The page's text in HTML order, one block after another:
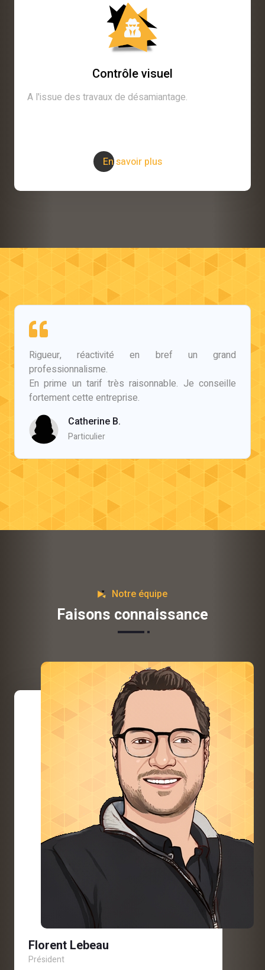
Contrôle visuel
A l'issue des travaux de désamiantage.
En savoir plus
Rigueur, réactivité en bref un grand
professionnalisme.
En prime un tarif très raisonnable. Je conseille
fortement cette entreprise.
Catherine B.
Particulier
Notre équipe
Faisons connaissance
Florent Lebeau
Président